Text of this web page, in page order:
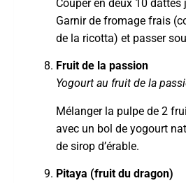
Couper en deux 10
Garnir de fromage frais
de la ricotta) et passer
Fruit de la passion
Yogourt au fruit de la
Mélanger la pulpe de 2
avec un bol de yogourt
de sirop d’érable.
Pitaya (fruit du dragon)